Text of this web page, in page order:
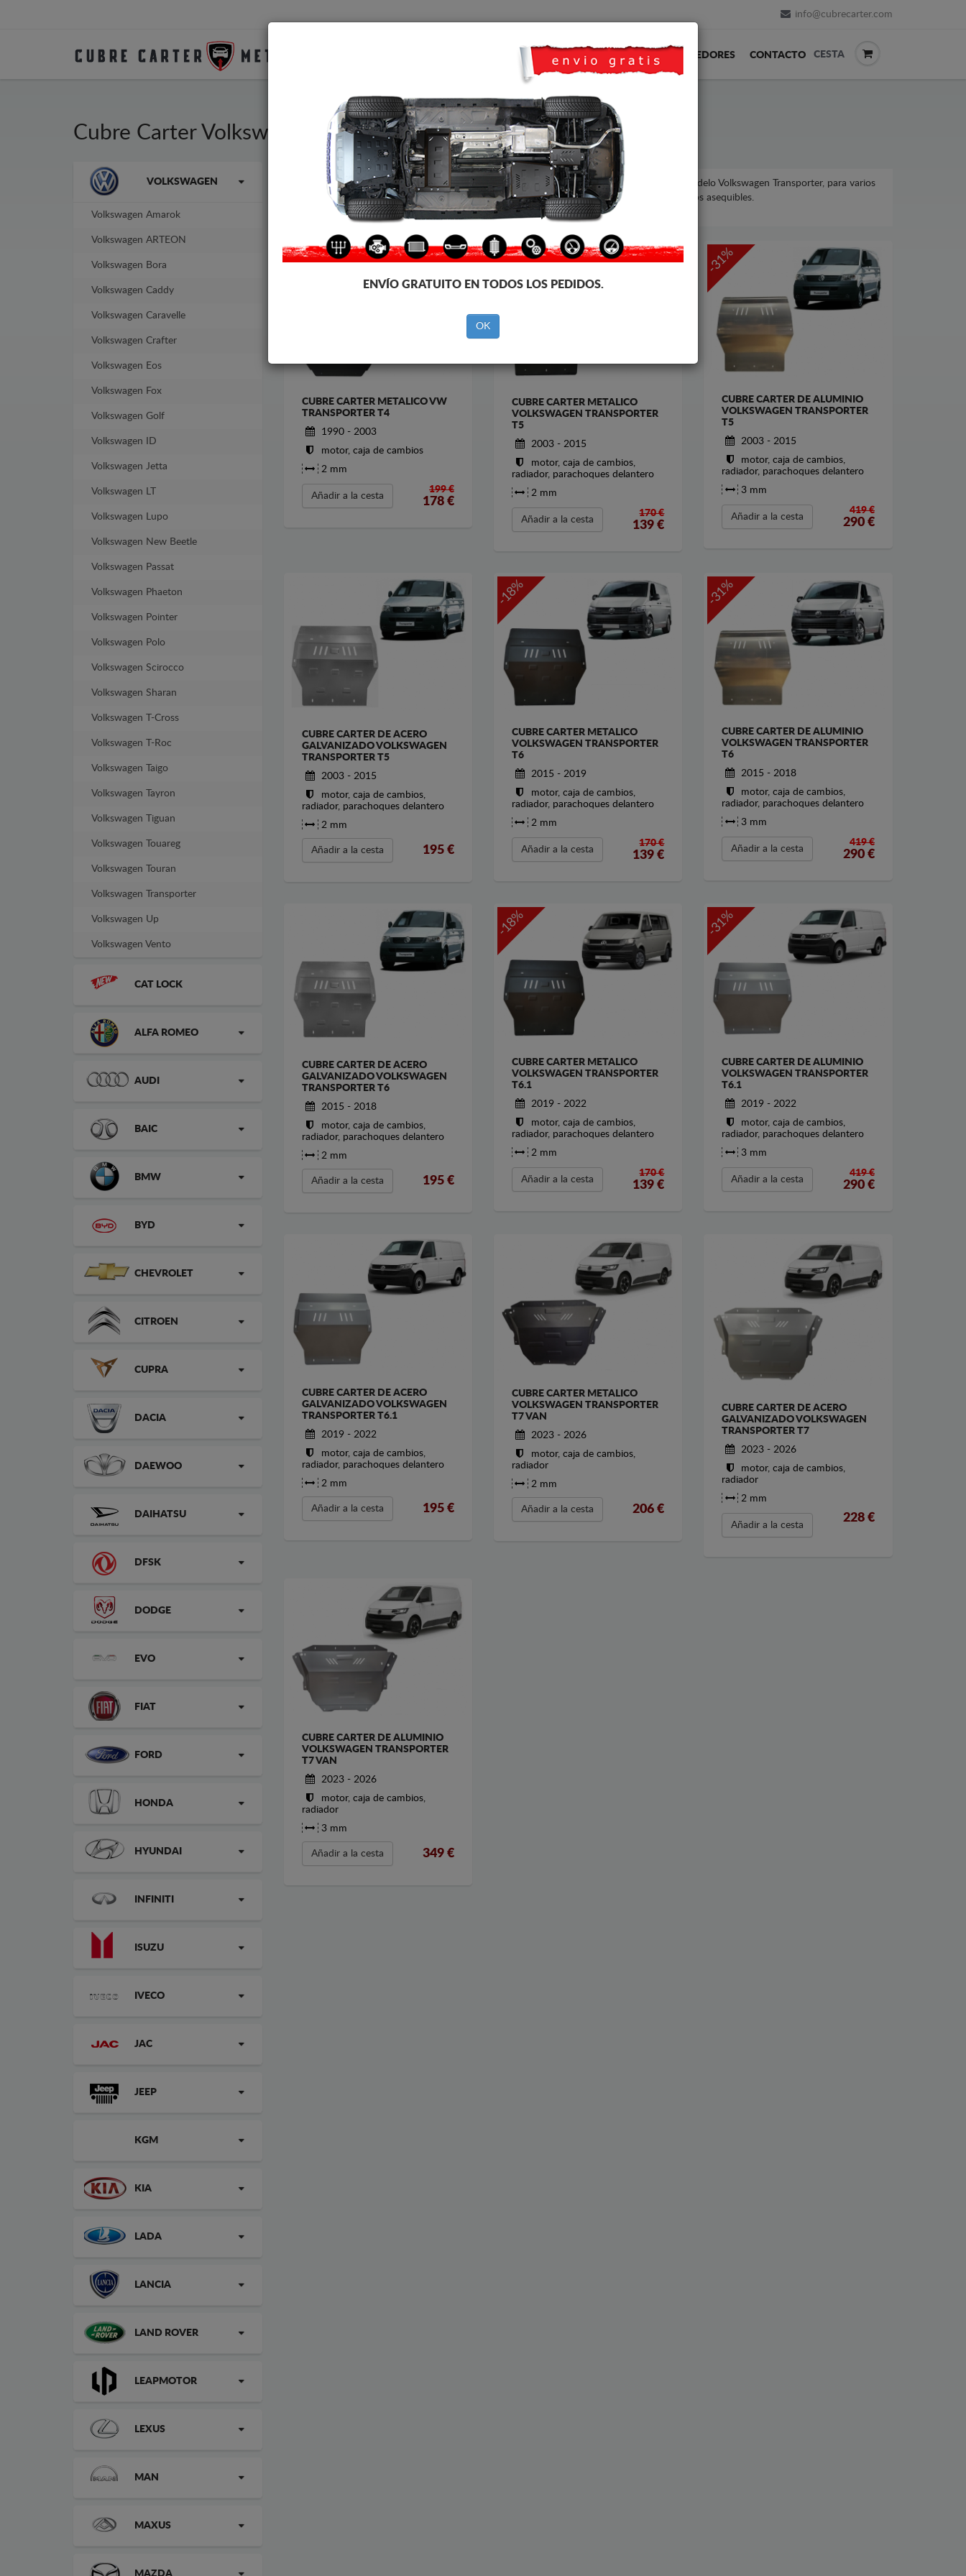
info@cubrecarter.com
TRANSPORTE FEEDBACK REVENDEDORES CONTACTO CESTA
Cubre Carter Volkswagen Transporter
La marca VOLKSWAGEN
Volkswagen Amarok
Volkswagen ARTEON
Volkswagen Bora
Volkswagen Caddy
Volkswagen Caravelle
Volkswagen Crafter
Volkswagen Eos
Volkswagen Fox
Volkswagen Golf
Volkswagen ID
Volkswagen Jetta
Volkswagen LT
Volkswagen Lupo
Volkswagen New Beetle
Volkswagen Passat
Volkswagen Phaeton
Volkswagen Pointer
Volkswagen Polo
Volkswagen Scirocco
Volkswagen Sharan
Volkswagen T-Cross
Volkswagen T-Roc
Volkswagen Taigo
Volkswagen Tayron
Volkswagen Tiguan
Volkswagen Touareg
Volkswagen Touran
Volkswagen Transporter
Volkswagen Up
Volkswagen Vento
CAT LOCK
ALFA ROMEO
AUDI
BAIC
BMW
BYD
CHEVROLET
CITROEN
CUPRA
DACIA
DAEWOO
DAIHATSU
DFSK
DODGE
EVO
FIAT
FORD
HONDA
HYUNDAI
INFINITI
ISUZU
IVECO
JAC
JEEP
KGM
KIA
LADA
LANCIA
LAND ROVER
LEAPMOTOR
LEXUS
MAN
MAXUS
MAZDA
Cubre carter metalico para el motor y la caja de cambios de los vehículos Volkswagen, modelo Volkswagen Transporter, para varios
años de fabricación. Cubre carter metalico, 2-3 mm de espesor, fáciles de montar, a precios asequibles.
No necesita homologación con ITV
-11%
CUBRE CARTER METALICO VW
TRANSPORTER T4
1990 - 2003
motor, caja de cambios
2 mm
Añadir a la cesta
199 €
178€
-18%
CUBRE CARTER METALICO
VOLKSWAGEN TRANSPORTER
T5
2003 - 2015
motor, caja de cambios,
radiador, parachoques delantero
2 mm
Añadir a la cesta
170 €
139 €
-31%
CUBRE CARTER DE ALUMINIO
VOLKSWAGEN TRANSPORTER
T5
2003 - 2015
motor, caja de cambios,
radiador, parachoques delantero
3 mm
Añadir a la cesta
419 €
290€
CUBRE CARTER DE ACERO
GALVANIZADO VOLKSWAGEN
TRANSPORTER T5
2003 - 2015
motor, caja de cambios,
radiador, parachoques delantero
2 mm
Añadir a la cesta 195€
-18%
CUBRE CARTER METALICO
VOLKSWAGEN TRANSPORTER
T6
2015 - 2019
motor, caja de cambios,
radiador, parachoques delantero
2 mm
Añadir a la cesta
170 €
139 €
-31%
CUBRE CARTER DE ALUMINIO
VOLKSWAGEN TRANSPORTER
T6
2015 - 2018
motor, caja de cambios,
radiador, parachoques delantero
3 mm
Añadir a la cesta
419 €
290€
CUBRE CARTER DE ACERO
GALVANIZADO VOLKSWAGEN
TRANSPORTER T6
2015 - 2018
motor, caja de cambios,
radiador, parachoques delantero
2 mm
Añadir a la cesta 195€
-18%
CUBRE CARTER METALICO
VOLKSWAGEN TRANSPORTER
T6.1
2019 - 2022
motor, caja de cambios,
radiador, parachoques delantero
2 mm
Añadir a la cesta
170 €
139 €
-31%
CUBRE CARTER DE ALUMINIO
VOLKSWAGEN TRANSPORTER
T6.1
2019 - 2022
motor, caja de cambios,
radiador, parachoques delantero
3 mm
Añadir a la cesta
419 €
290€
CUBRE CARTER DE ACERO
GALVANIZADO VOLKSWAGEN
TRANSPORTER T6.1
2019 - 2022
motor, caja de cambios,
radiador, parachoques delantero
2 mm
Añadir a la cesta 195€
CUBRE CARTER METALICO
VOLKSWAGEN TRANSPORTER
T7 VAN
2023 - 2026
motor, caja de cambios,
radiador
2 mm
Añadir a la cesta 206 €
CUBRE CARTER DE ACERO
GALVANIZADO VOLKSWAGEN
TRANSPORTER T7
2023 - 2026
motor, caja de cambios,
radiador
2 mm
Añadir a la cesta
228€
CUBRE CARTER DE ALUMINIO
VOLKSWAGEN TRANSPORTER
T7 VAN
2023 - 2026
motor, caja de cambios,
radiador
3 mm
Añadir a la cesta 349€
ENVÍO GRATUITO EN TODOS LOS PEDIDOS.
OK